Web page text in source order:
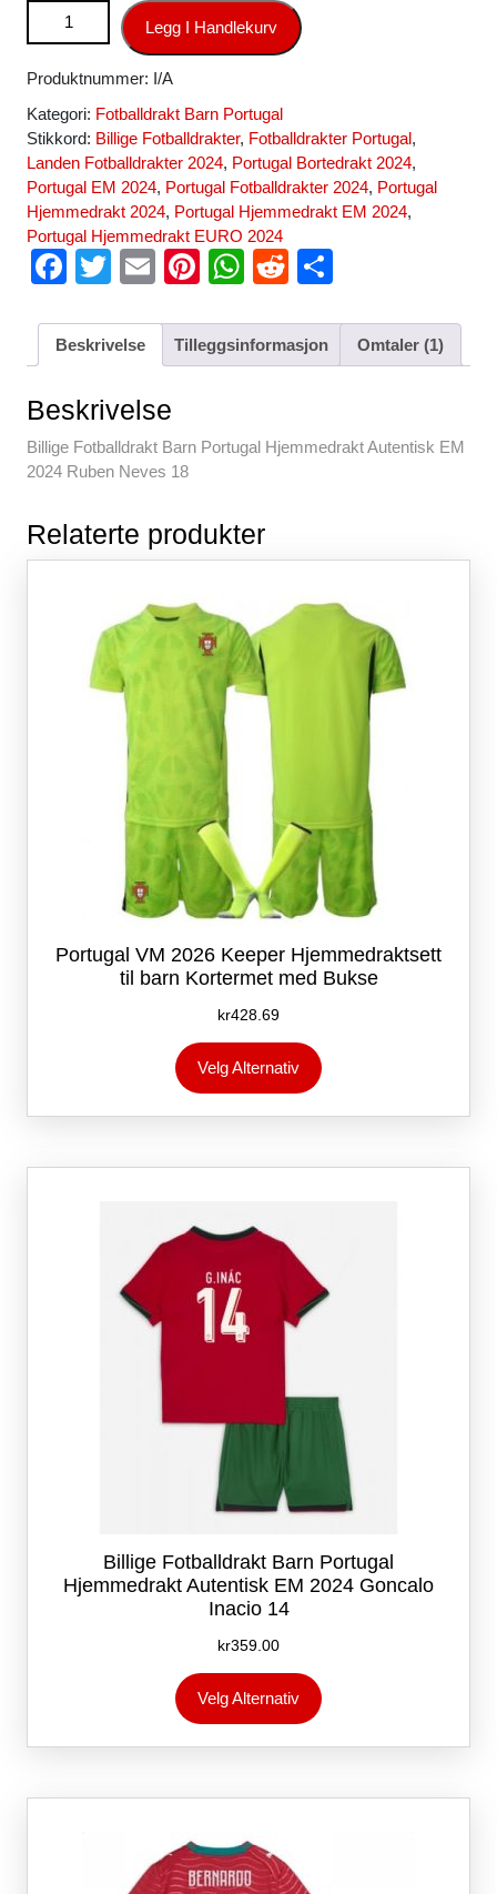
Billige Fotballdrakt Barn Portugal Hjemmedrakt Autentisk EM
2024 Ruben Neves 18 antall
Legg I Handlekurv
Produktnummer: I/A
Kategori: Fotballdrakt Barn Portugal
Stikkord: Billige Fotballdrakter, Fotballdrakter Portugal,
Landen Fotballdrakter 2024, Portugal Bortedrakt 2024,
Portugal EM 2024, Portugal Fotballdrakter 2024, Portugal
Hjemmedrakt 2024, Portugal Hjemmedrakt EM 2024,
Portugal Hjemmedrakt EURO 2024
F
c
b
o
o
T
tt
E
ail
Pi
er
e
W
at
s
p
R
d
di
ar
e
Beskrivelse Tilleggsinformasjon Omtaler (1)
Beskrivelse
Billige Fotballdrakt Barn Portugal Hjemmedrakt Autentisk EM
2024 Ruben Neves 18
Relaterte produkter
Portugal VM 2026 Keeper Hjemmedraktsett
til barn Kortermet med Bukse
kr428.69
Velg Alternativ
produktet
flere
Alternativene
Billige Fotballdrakt Barn Portugal
Hjemmedrakt Autentisk EM 2024 Goncalo
Inacio 14
kr359.00
Velg Alternativ
produktet
flere
Alternativene